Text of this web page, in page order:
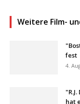
Weitere Film-
fest
4.
hat